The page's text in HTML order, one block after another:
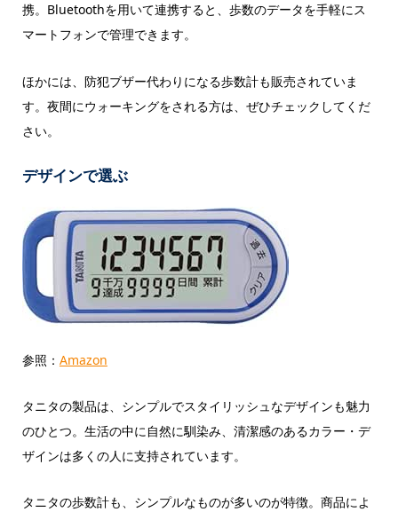
携。Bluetoothを用いて連携すると、歩数のデータを手軽にス
マートフォンで管理できます。
ほかには、防犯ブザー代わりになる歩数計も販売されていま
す。夜間にウォーキングをされる方は、ぜひチェックしてくだ
さい。
デザインで選ぶ
参照： Amazon
タニタの製品は、シンプルでスタイリッシュなデザインも魅力
のひとつ。生活の中に自然に馴染み、清潔感のあるカラー・デ
ザインは多くの人に支持されています。
タニタの歩数計も、シンプルなものが多いのが特徴。商品によ